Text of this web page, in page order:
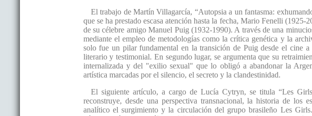
El trabajo de Martín Villagarcía, “Autopsia a un fantasma:
que se ha prestado escasa atención hasta la fecha, Mario Fenelli
de su célebre amigo Manuel Puig (1932-1990). A través de una
mediante el empleo de metodologías como la crítica genética y la
solo fue un pilar fundamental en la transición de Puig desde el cine
literario y testimonial. En segundo lugar, se argumenta que su
internalizada y del "exilio sexual" que lo obligó a abandonar la
artística marcadas por el silencio, el secreto y la clandestinidad.
El siguiente artículo, a cargo de Lucía Cytryn, se titula “Les
reconstruye, desde una perspectiva transnacional, la historia de los
analítico el surgimiento y la circulación del grupo brasileño Les